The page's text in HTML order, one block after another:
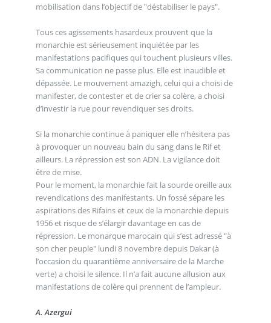
mobilisation dans l’objectif de "déstabiliser le pays".
Tous ces agissements hasardeux prouvent que la
monarchie est sérieusement inquiétée par les
manifestations pacifiques qui touchent plusieurs villes.
Sa communication ne passe plus. Elle est inaudible et
dépassée. Le mouvement amazigh, celui qui a choisi de
manifester, de contester et de crier sa colère, a choisi
d’investir la rue pour revendiquer ses droits.
Si la monarchie continue à paniquer elle n’hésitera pas
à provoquer un nouveau bain du sang dans le Rif et
ailleurs. La répression est son ADN. La vigilance doit
être de mise.
Pour le moment, la monarchie fait la sourde oreille aux
revendications des manifestants. Un fossé sépare les
aspirations des Rifains et ceux de la monarchie depuis
1956 et risque de s’élargir davantage en cas de
répression. Le monarque marocain qui s’est adressé "à
son cher peuple" lundi 8 novembre depuis Dakar (à
l’occasion du quarantième anniversaire de la Marche
verte) a choisi le silence. Il n’a fait aucune allusion aux
manifestations de colère qui prennent de l’ampleur.
A. Azergui